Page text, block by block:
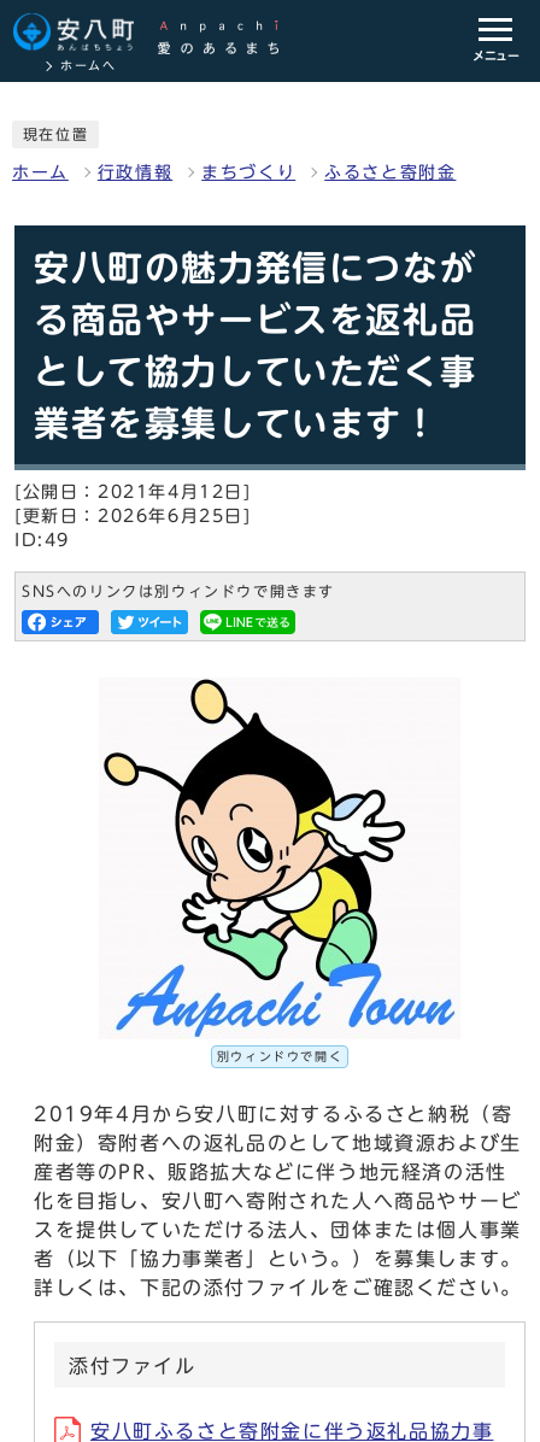
ホームへ
メニュー
現在位置
ホーム 行政情報 まちづくり ふるさと寄附金
安八町の魅力発信につなが
る商品やサービスを返礼品
として協力していただく事
業者を募集しています！
[公開日：2021年4月12日]
[更新日：2026年6月25日]
ID:49
SNSへのリンクは別ウィンドウで開きます
別ウィンドウで開く
2019年4月から安八町に対するふるさと納税（寄
附金）寄附者への返礼品のとして地域資源および生
産者等のPR、販路拡大などに伴う地元経済の活性
化を目指し、安八町へ寄附された人へ商品やサービ
スを提供していただける法人、団体または個人事業
者（以下「協力事業者」という。）を募集します。
詳しくは、下記の添付ファイルをご確認ください。
添付ファイル
安八町ふるさと寄附金に伴う返礼品協力事